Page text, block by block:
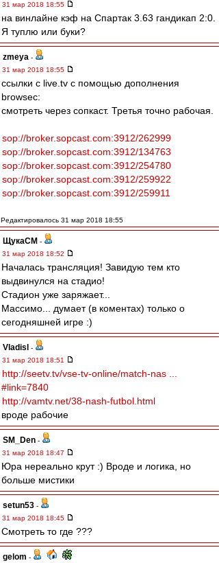
31 мар 2018 18:55
на винлайне кэф на Спартак 3.63 гандикап 2:0.
Я туплю или буки?
zmeya -
31 мар 2018 18:55
ссылки с live.tv с помощью дополнения
browsec:
смотреть через сопкаст. Третья точно рабочая.
sop://broker.sopcast.com:3912/262999
sop://broker.sopcast.com:3912/134763
sop://broker.sopcast.com:3912/254780
sop://broker.sopcast.com:3912/259922
sop://broker.sopcast.com:3912/259911
Редактировалось 31 мар 2018 18:55
ЩукаСМ -
31 мар 2018 18:52
Началась трансляция! Завидую тем кто
выдвинулся на стадио!
Стадион уже заряжает...
Массимо... думает (в коментах) только о
сегодняшней игре :)
Vladisl
-
31 мар 2018 18:51
http://seetv.tv/vse-tv-online/match-nas ...
#link=7840
http://vamtv.net/38-nash-futbol.html
вроде рабочие
SM_Den -
31 мар 2018 18:47
Юра нереально крут :) Вроде и логика, но
больше мистики
setun53 -
31 мар 2018 18:45
Смотреть то где ???
gelom -